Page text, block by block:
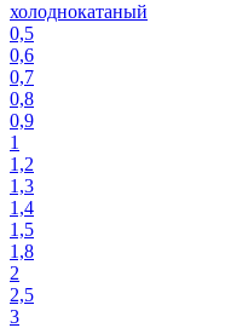
холоднокатаный
0,5
0,6
0,7
0,8
0,9
1
1,2
1,3
1,4
1,5
1,8
2
2,5
3